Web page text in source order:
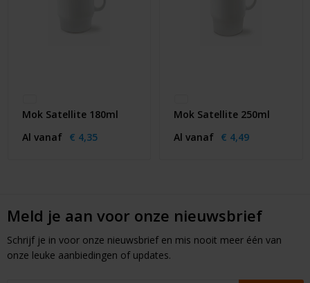
Mok Satellite 180ml
Al vanaf € 4,35
Mok Satellite 250ml
Al vanaf € 4,49
Meld je aan voor onze nieuwsbrief
Schrijf je in voor onze nieuwsbrief en mis nooit meer één van
onze leuke aanbiedingen of updates.